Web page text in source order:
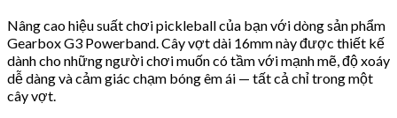
Nâng cao hiệu suất chơi pickleball của bạn với dòng sản phẩm
Gearbox G3 Powerband. Cây vợt dài 16mm này được thiết kế
dành cho những người chơi muốn có tầm với mạnh mẽ, độ xoáy
dễ dàng và cảm giác chạm bóng êm ái — tất cả chỉ trong một
cây vợt.